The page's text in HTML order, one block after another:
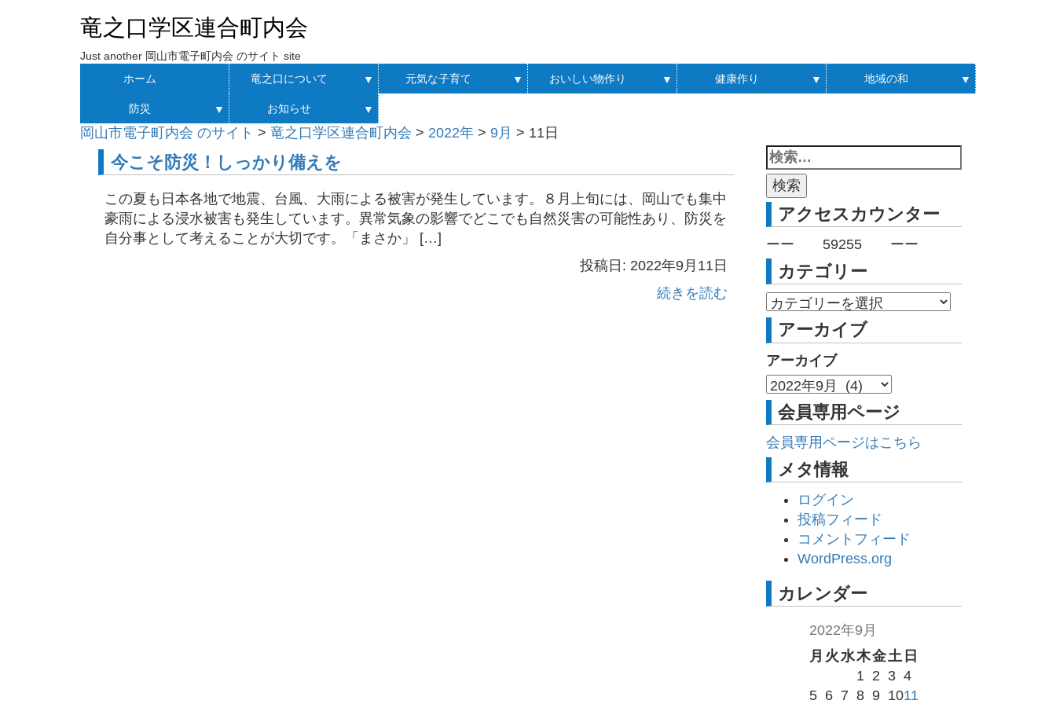
竜之口学区連合町内会
Just another 岡山市電子町内会 のサイト site
ホーム
竜之口について ▼ 元気な子育て ▼ おいしい物作り ▼ 健康作り ▼ 地域の和 ▼
防災 ▼ お知らせ ▼
岡山市電子町内会 のサイト > 竜之口学区連合町内会 > 2022年 > 9月 > 11日
今こそ防災！しっかり備えを
この夏も日本各地で地震、台風、大雨による被害が発生しています。８月上旬には、岡山でも集中
豪雨による浸水被害も発生しています。異常気象の影響でどこでも自然災害の可能性あり、防災を
自分事として考えることが大切です。「まさか」 […]
投稿日: 2022年9月11日
続きを読む
アクセスカウンター
ーー 59255ーー
カテゴリー
アーカイブ
アーカイブ
会員専用ページ
会員専用ページはこちら
メタ情報
ログイン
投稿フィード
コメントフィード
WordPress.org
カレンダー
2022年9月
月 火 水木金 土 日
1 2 3 4
5 6 7 8 9 1011